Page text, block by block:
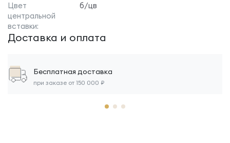
Цвет
центральной
вставки:
б/цв
Доставка и оплата
Бесплатная доставка
при заказе от 150 000 ₽